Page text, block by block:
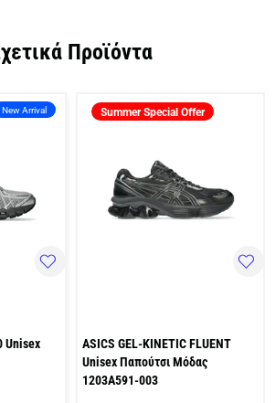
Προϊόντα
New Arrival
Unisex
Summer Special Offer
ASICS GEL-KINETIC FLUENT
Unisex Παπούτσι Μόδας
1203A591-003